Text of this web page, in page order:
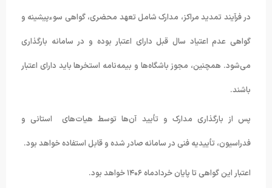
در فرآیند تمدید مراکز، مدارک شامل تعهد محضری، گواهی سوءپیشینه و
گواهی عدم اعتیاد سال قبل دارای اعتبار بوده و در سامانه بارگذاری
می‌شود. همچنین، مجوز باشگاه‌ها و بیمه‌نامه استخرها باید دارای اعتبار
باشند.
پس از بارگذاری مدارک و تأیید آن‌ها توسط هیات‌های استانی و
فدراسیون، تأییدیه فنی در سامانه صادر شده و قابل استفاده خواهد بود.
اعتبار این گواهی تا پایان خردادماه ۱۴۰۶ خواهد بود.